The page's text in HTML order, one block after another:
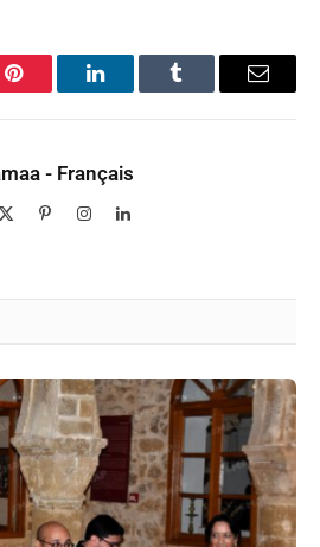
Pinterest LinkedInTumblr Email
- Français
PinterestInstagramLinkedIn